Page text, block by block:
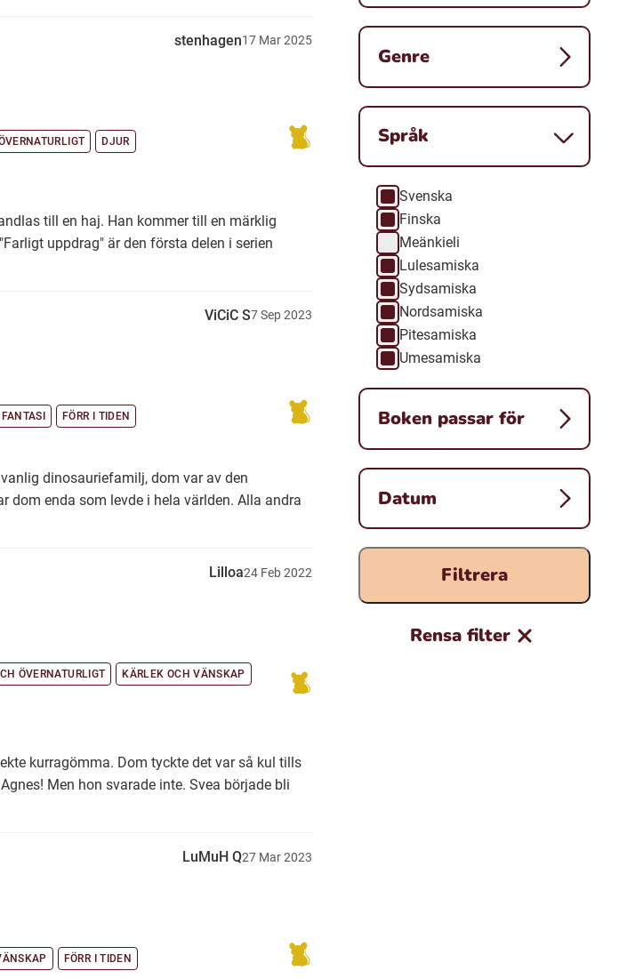
Genre
Språk
Språk
Svenska
Finska
Meänkieli
Lulesamiska
Sydsamiska
Nordsamiska
Pitesamiska
Umesamiska
Boken passar för
Datum
Filtrera
Rensa filter
stenhagen17 Mar2025
DJUR
till en haj. Han kommer till en märklig
uppdrag" är den första delen i serien
ViCiC S7Sep2023
FÖRR I TIDEN
dinosauriefamilj, dom var av den
dom enda som levde i hela världen. Alla andra
Lilloa24 Feb2022
ÖVERNATURLIGT KÄRLEK OCH VÄNSKAP
kurragömma. Dom tyckte det var så kul tills
Men hon svarade inte. Svea började bli
LuMuH Q27 Mar2023
FÖRR I TIDEN